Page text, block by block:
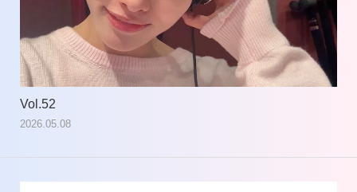
Vol.52
2026.05.08